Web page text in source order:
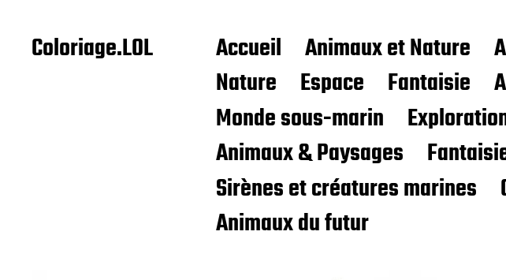
Coloriage.LOL Accueil Animaux et Nature
Nature
Espace Fantaisie
Monde sous-marin
Animaux & Paysages
Sirènes et créatures marines
Animaux du futur